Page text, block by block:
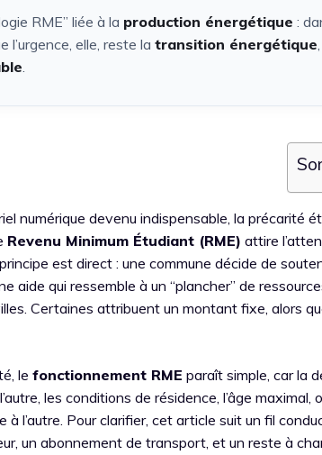
RME” liée à la production énergétique :
l’urgence, elle, reste la transition énergétique,
.
numérique devenu indispensable, la précarité
Revenu Minimum Étudiant (RME) attire
est direct : une commune décide de
aide qui ressemble à un “plancher” de
Certaines attribuent un montant fixe, alors
le fonctionnement RME paraît simple, car la
les conditions de résidence, l’âge maximal,
l’autre. Pour clarifier, cet article suit un fil
un abonnement de transport, et un reste à